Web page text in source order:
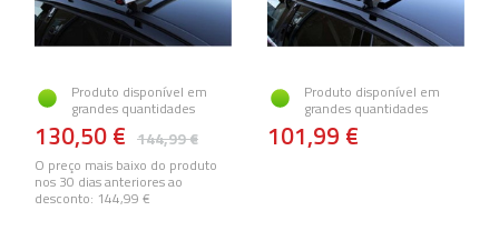
Produto disponível em
grandes quantidades
144,99 €
130,50 €
O preço mais baixo do produto
nos 30 dias anteriores ao
desconto: 144,99 €
Produto disponível em
grandes quantidades
101,99 €